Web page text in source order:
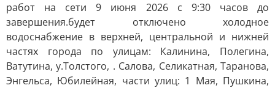
работ на сети 9 июня 2026 с 9:30 часов до
завершения.будет отключено холодное
водоснабжение в верхней, центральной и нижней
частях города по улицам: Калинина, Полегина,
Ватутина, у.Толстого, . Салова, Селикатная, Таранова,
Энгельса, Юбилейная, части улиц: 1 Мая, Пушкина,